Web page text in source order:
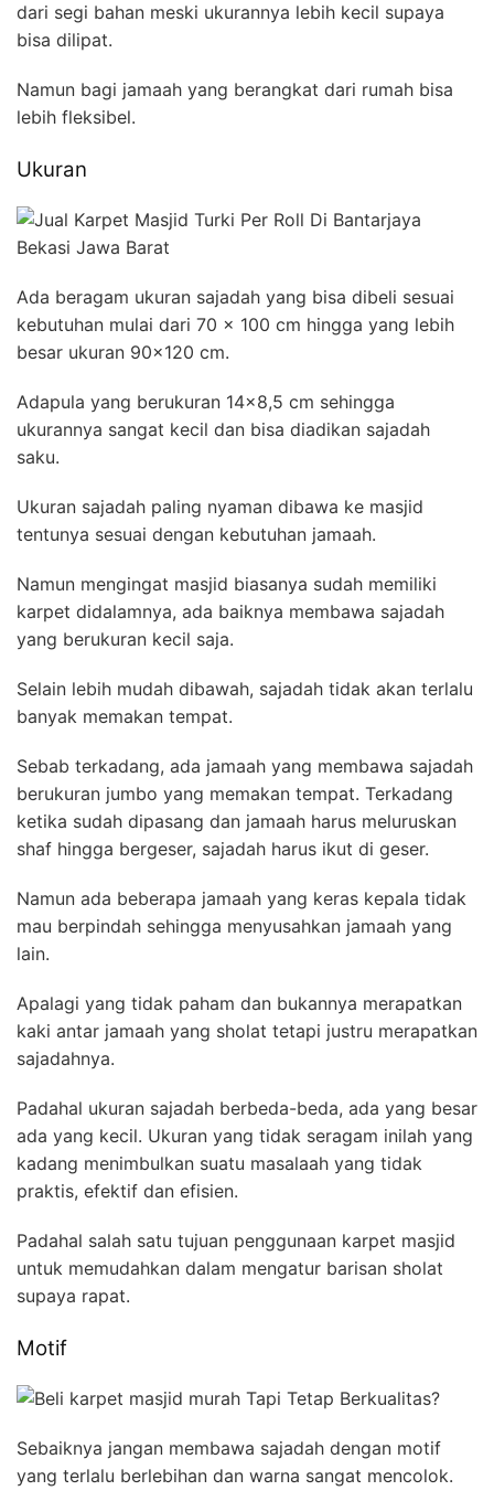
dari segi bahan meski ukurannya lebih kecil supaya
bisa dilipat.
Namun bagi jamaah yang berangkat dari rumah bisa
lebih fleksibel.
Ukuran
Ada beragam ukuran sajadah yang bisa dibeli sesuai
kebutuhan mulai dari 70 x 100 cm hingga yang lebih
besar ukuran 90×120 cm.
Adapula yang berukuran 14×8,5 cm sehingga
ukurannya sangat kecil dan bisa diadikan sajadah
saku.
Ukuran sajadah paling nyaman dibawa ke masjid
tentunya sesuai dengan kebutuhan jamaah.
Namun mengingat masjid biasanya sudah memiliki
karpet didalamnya, ada baiknya membawa sajadah
yang berukuran kecil saja.
Selain lebih mudah dibawah, sajadah tidak akan terlalu
banyak memakan tempat.
Sebab terkadang, ada jamaah yang membawa sajadah
berukuran jumbo yang memakan tempat. Terkadang
ketika sudah dipasang dan jamaah harus meluruskan
shaf hingga bergeser, sajadah harus ikut di geser.
Namun ada beberapa jamaah yang keras kepala tidak
mau berpindah sehingga menyusahkan jamaah yang
lain.
Apalagi yang tidak paham dan bukannya merapatkan
kaki antar jamaah yang sholat tetapi justru merapatkan
sajadahnya.
Padahal ukuran sajadah berbeda-beda, ada yang besar
ada yang kecil. Ukuran yang tidak seragam inilah yang
kadang menimbulkan suatu masalaah yang tidak
praktis, efektif dan efisien.
Padahal salah satu tujuan penggunaan karpet masjid
untuk memudahkan dalam mengatur barisan sholat
supaya rapat.
Motif
Sebaiknya jangan membawa sajadah dengan motif
yang terlalu berlebihan dan warna sangat mencolok.